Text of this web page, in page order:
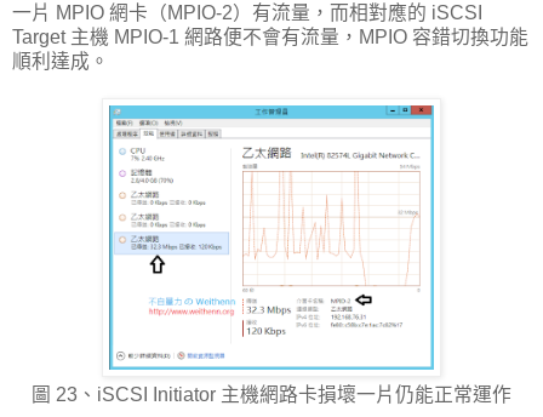
一片 MPIO 網卡（MPIO-2）有流量，而相對應的 iSCSI
Target 主機 MPIO-1 網路便不會有流量，MPIO 容錯切換功能
順利達成。
圖 23、iSCSI Initiator 主機網路卡損壞一片仍能正常運作